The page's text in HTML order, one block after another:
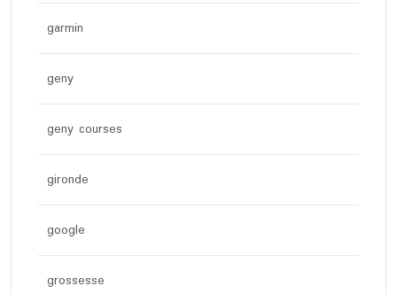
garmin
geny
geny courses
gironde
google
grossesse